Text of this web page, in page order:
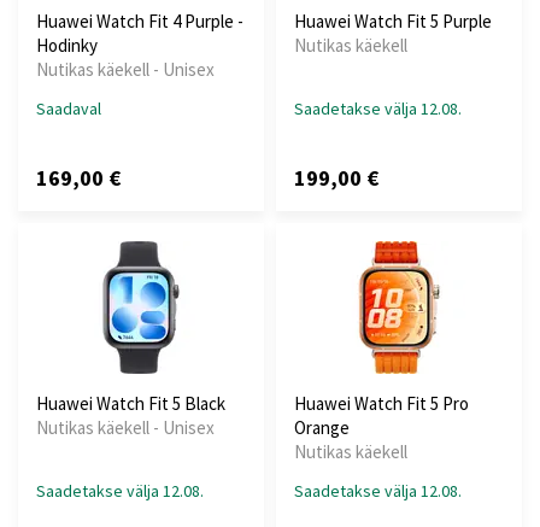
Huawei Watch Fit 4 Purple -
Hodinky
Nutikas käekell - Unisex
Saadaval
169,00 €
Huawei Watch Fit 5 Purple
Nutikas käekell
Saadetakse välja 12.08.
199,00 €
Huawei Watch Fit 5 Black
Nutikas käekell - Unisex
Saadetakse välja 12.08.
Huawei Watch Fit 5 Pro
Orange
Nutikas käekell
Saadetakse välja 12.08.